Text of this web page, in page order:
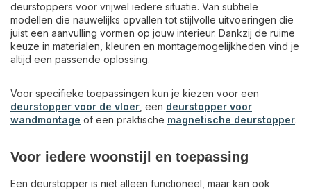
deurstoppers voor vrijwel iedere situatie. Van subtiele
modellen die nauwelijks opvallen tot stijlvolle uitvoeringen die
juist een aanvulling vormen op jouw interieur. Dankzij de ruime
keuze in materialen, kleuren en montagemogelijkheden vind je
altijd een passende oplossing.
Voor specifieke toepassingen kun je kiezen voor een
deurstopper voor de vloer , een deurstopper voor
wandmontage of een praktische magnetische deurstopper.
Voor iedere woonstijl en toepassing
Een deurstopper is niet alleen functioneel, maar kan ook